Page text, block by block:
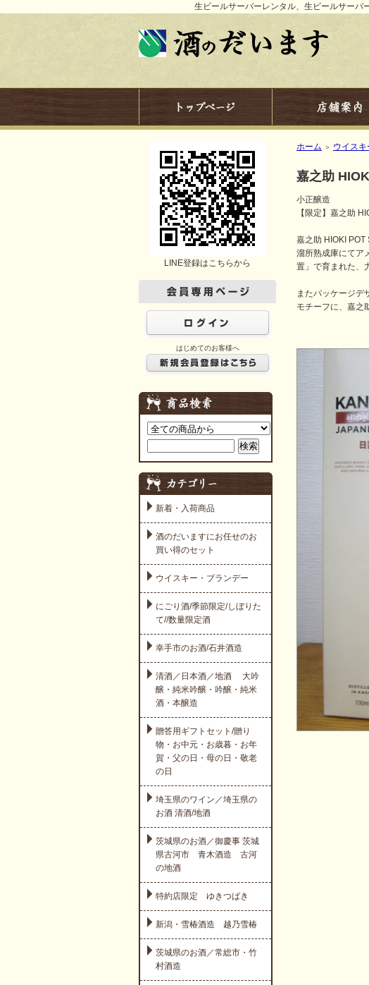
生ビールサーバーレンタル、生ビールサーバ
LINE登録はこちらから
はじめてのお客様へ
新着・入荷商品
酒のだいますにお任せのお
買い得のセット
ウイスキー・ブランデー
にごり酒/季節限定/しぼりた
て//数量限定酒
幸手市のお酒/石井酒造
清酒／日本酒／地酒 大吟
醸・純米吟醸・吟醸・純米
酒・本醸造
贈答用ギフトセット/贈り
物・お中元・お歳暮・お年
賀・父の日・母の日・敬老
の日
埼玉県のワイン／埼玉県の
お酒 清酒/地酒
茨城県のお酒／御慶事 茨城
県古河市 青木酒造 古河
の地酒
特約店限定 ゆきつばき
新潟・雪椿酒造 越乃雪椿
茨城県のお酒／常総市・竹
村酒造
ホーム ＞ ウイス
嘉之助
小正醸造
【限定】嘉之助
嘉之助 HIOKI
溜所熟成庫にてア
置」で育まれた、
またパッケージデ
モチーフに、嘉之